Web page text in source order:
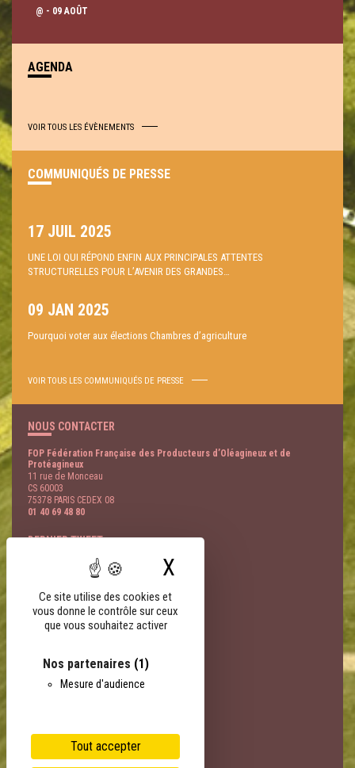
Ce site utilise des cookies et
vous donne le contrôle sur ceux
que vous souhaitez activer
Nos partenaires (1)
Mesure d'audience
Tout accepter
X Masquer le
@ - 09 AOÛT
AGENDA
VOIR TOUS LES ÉVÈNEMENTS
COMMUNIQUÉS DE PRESSE
17 JUIL 2025
UNE LOI QUI RÉPOND ENFIN AUX PRINCIPALES ATTENTES
STRUCTURELLES POUR L’AVENIR DES GRANDES…
09 JAN 2025
Pourquoi voter aux élections Chambres d’agriculture
VOIR TOUS LES COMMUNIQUÉS DE PRESSE
NOUS CONTACTER
FOP Fédération Française des Producteurs d’Oléagineux et de
Protéagineux
11 rue de Monceau
CS 60003
75378 PARIS CEDEX 08
01 40 69 48 80
DERNIER TWEET
LIENS PARTENAIRES
FNSEA
AGPB
EOA
Terres Univia
Terres Inovia